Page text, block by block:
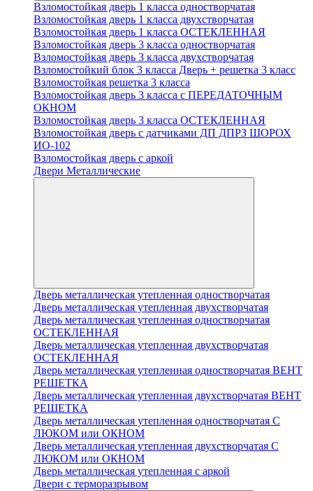
Взломостойкая дверь 1 класса одностворчатая
Взломостойкая дверь 1 класса двухстворчатая
Взломостойкая дверь 1 класса ОСТЕКЛЕННАЯ
Взломостойкая дверь 3 класса одностворчатая
Взломостойкая дверь 3 класса двухстворчатая
Взломостойкий блок 3 класса Дверь + решетка 3 класс
Взломостойкая решетка 3 класса
Взломостойкая дверь 3 класса с ПЕРЕДАТОЧНЫМ
ОКНОМ
Взломостойкая дверь 3 класса ОСТЕКЛЕННАЯ
Взломостойкая дверь с датчиками ДП ДПРЗ ШОРОХ
ИО-102
Взломостойкая дверь с аркой
Двери Металлические
Дверь металлическая утепленная одностворчатая
Дверь металлическая утепленная двухстворчатая
Дверь металлическая утепленная одностворчатая
ОСТЕКЛЕННАЯ
Дверь металлическая утепленная двухстворчатая
ОСТЕКЛЕННАЯ
Дверь металлическая утепленная одностворчатая ВЕНТ
РЕШЕТКА
Дверь металлическая утепленная двухстворчатая ВЕНТ
РЕШЕТКА
Дверь металлическая утепленная одностворчатая С
ЛЮКОМ или ОКНОМ
Дверь металлическая утепленная двухстворчатая С
ЛЮКОМ или ОКНОМ
Дверь металлическая утепленная с аркой
Двери с терморазрывом